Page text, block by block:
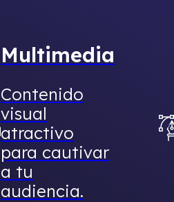
Multimedia
Contenido
visual
atractivo
para cautivar
a tu
audiencia.